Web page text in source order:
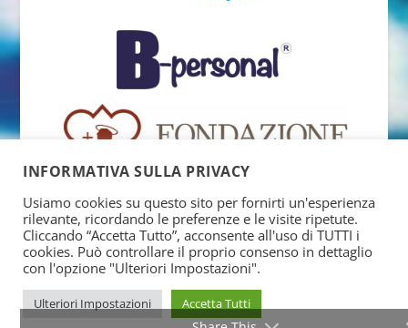
INFORMATIVA SULLA PRIVACY
Usiamo cookies su questo sito per fornirti un'esperienza
rilevante, ricordando le preferenze e le visite ripetute.
Cliccando “Accetta Tutto”, acconsente all'uso di TUTTI i
cookies. Può controllare il proprio consenso in dettaglio
con l'opzione "Ulteriori Impostazioni".
Ulteriori Impostazioni Accetta Tutti